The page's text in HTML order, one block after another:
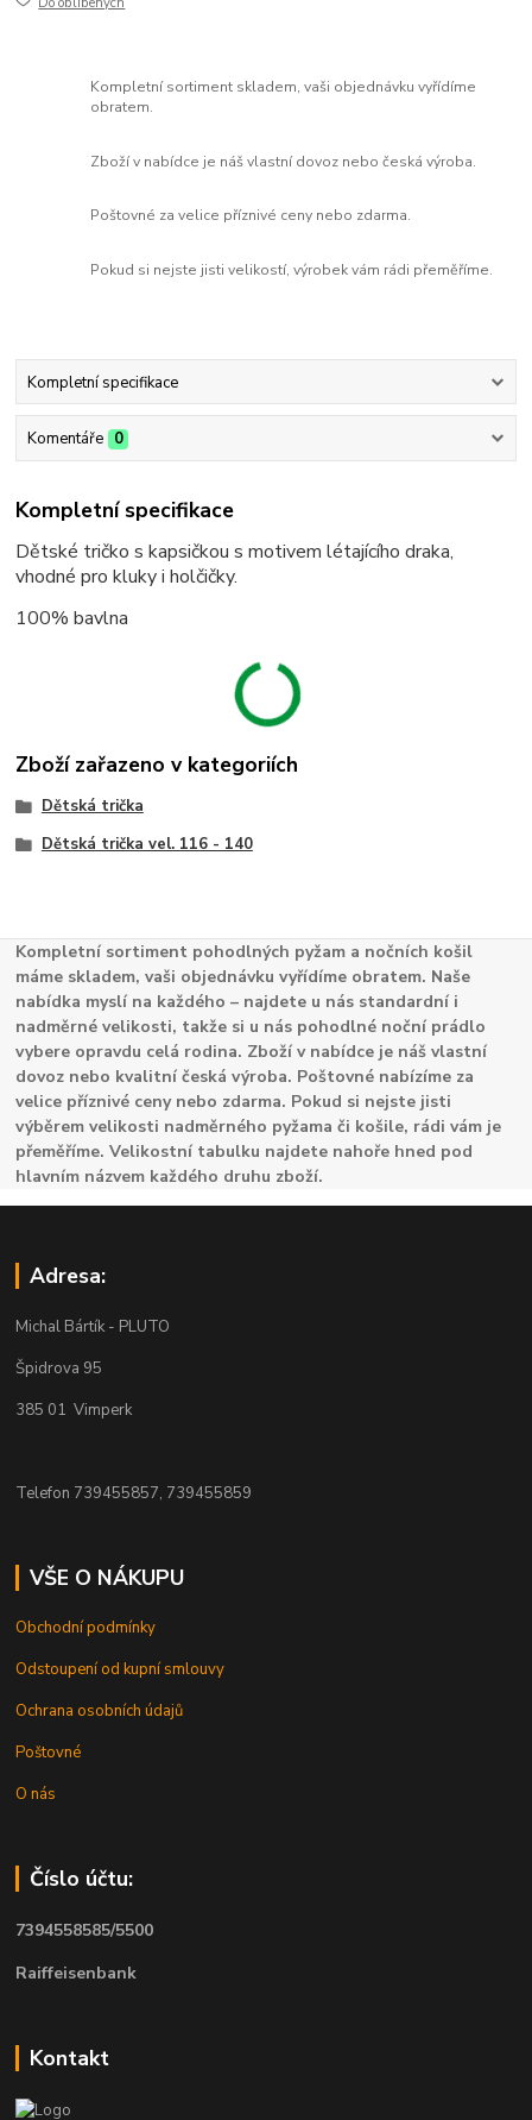
Kompletní sortiment skladem, vaši objednávku vyřídíme
obratem.
Zboží v nabídce je náš vlastní dovoz nebo česká výroba.
Poštovné za velice příznivé ceny nebo zdarma.
Pokud si nejste jisti velikostí, výrobek vám rádi přeměříme.
Kompletní specifikace
Komentáře 0
Kompletní specifikace
Dětské tričko s kapsičkou s motivem létajícího draka,
vhodné pro kluky i holčičky.
100% bavlna
Zboží zařazeno v kategoriích
Dětská trička
Dětská trička vel. 116 - 140
Kompletní sortiment pohodlných pyžam a nočních košil
máme skladem, vaši objednávku vyřídíme obratem. Naše
nabídka myslí na každého – najdete u nás standardní i
nadměrné velikosti, takže si u nás pohodlné noční prádlo
vybere opravdu celá rodina. Zboží v nabídce je náš vlastní
dovoz nebo kvalitní česká výroba. Poštovné nabízíme za
velice příznivé ceny nebo zdarma. Pokud si nejste jisti
výběrem velikosti nadměrného pyžama či košile, rádi vám je
přeměříme. Velikostní tabulku najdete nahoře hned pod
hlavním názvem každého druhu zboží.
Adresa:
Michal Bártík - PLUTO
Špidrova 95
385 01 Vimperk
Telefon 739455857, 739455859
VŠE O NÁKUPU
Obchodní podmínky
Odstoupení od kupní smlouvy
Ochrana osobních údajů
Poštovné
O nás
Číslo účtu:
7394558585/5500
Raiffeisenbank
Kontakt